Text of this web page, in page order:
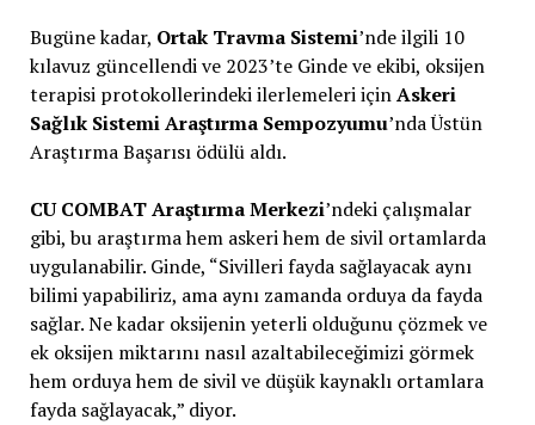
Bugüne kadar, Ortak Travma Sistemi’nde ilgili 10
kılavuz güncellendi ve 2023’te Ginde ve ekibi, oksijen
terapisi protokollerindeki ilerlemeleri içinAskeri
Sağlık Sistemi Araştırma Sempozyumu’nda Üstün
Araştırma Başarısı ödülü aldı.
CU COMBAT Araştırma Merkezi’ndeki çalışmalar
gibi, bu araştırma hem askeri hem de sivil ortamlarda
uygulanabilir. Ginde, “Sivilleri fayda sağlayacak aynı
bilimi yapabiliriz, ama aynı zamanda orduya da fayda
sağlar. Ne kadar oksijenin yeterli olduğunu çözmek ve
ek oksijen miktarını nasıl azaltabileceğimizi görmek
hem orduya hem de sivil ve düşük kaynaklı ortamlara
fayda sağlayacak,” diyor.